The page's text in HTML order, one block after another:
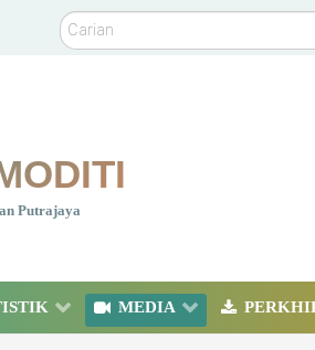
Carian
Putrajaya
MEDIA